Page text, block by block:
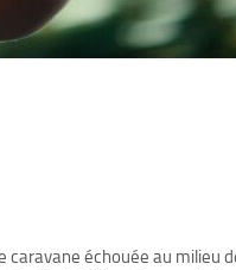
caravane échouée au milieu